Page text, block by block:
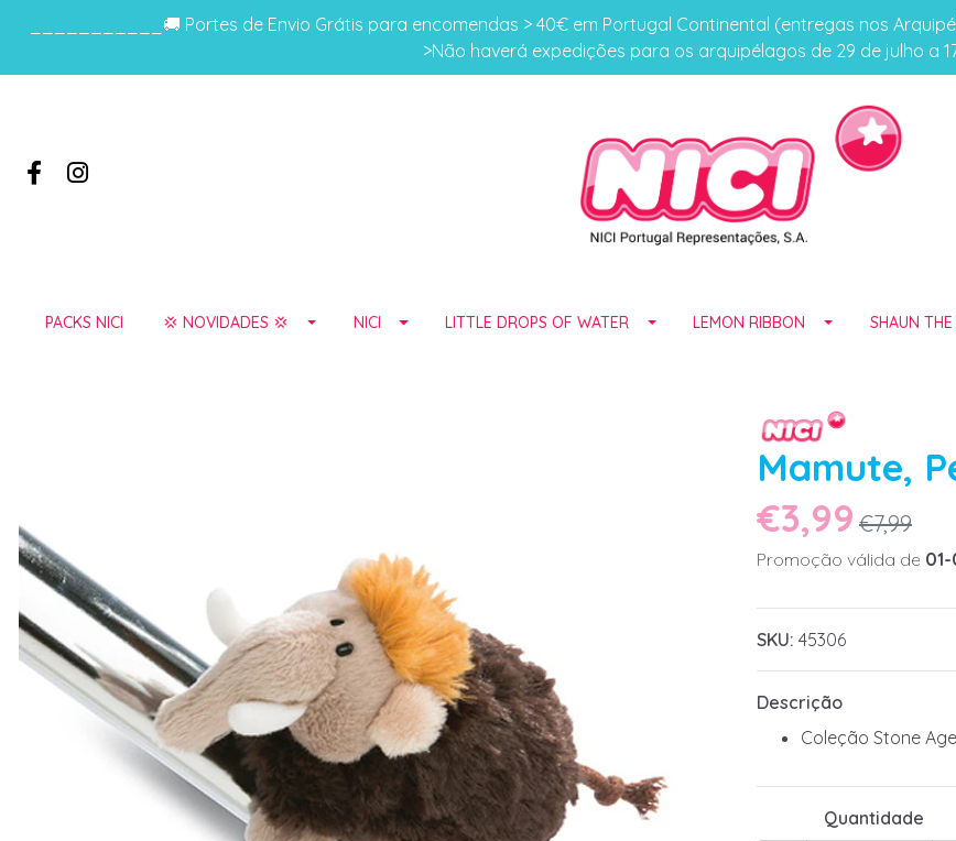
___________🚚 Portes de Envio Grátis para encomendas > 40€ em Portugal Continental (entregas nos
>Não haverá expedições para os arquipélagos de 29 de julho a
PACKS NICI 💢 NOVIDADES 💢 NICI LITTLE DROPS OF WATER LEMON RIBBON SHAUN THE
Mamute,
€3,99 €7,99
Promoção válida de
SKU: 45306
Descrição
Coleção Stone
Quantidade